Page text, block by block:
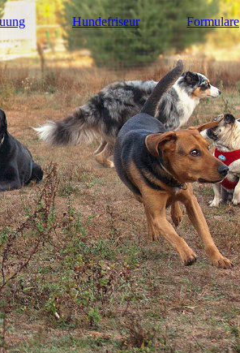
Hundefriseur Formulare